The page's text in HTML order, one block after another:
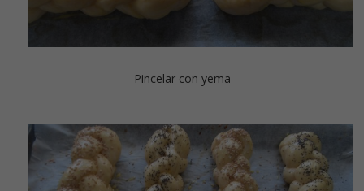
Pincelar con yema